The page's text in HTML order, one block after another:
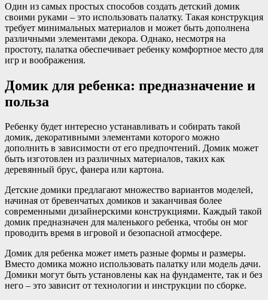
Один из самых простых способов создать детский домик
своими руками – это использовать палатку. Такая конструкция
требует минимальных материалов и может быть дополнена
различными элементами декора. Однако, несмотря на
простоту, палатка обеспечивает ребенку комфортное место для
игр и воображения.
Домик для ребенка: предназначение и
польза
Ребенку будет интересно устанавливать и собирать такой
домик, декоративными элементами которого можно
дополнить в зависимости от его предпочтений. Домик может
быть изготовлен из различных материалов, таких как
деревянный брус, фанера или картона.
Детские домики предлагают множество вариантов моделей,
начиная от бревенчатых домиков и заканчивая более
современными дизайнерскими конструкциями. Каждый такой
домик предназначен для маленького ребенка, чтобы он мог
проводить время в игровой и безопасной атмосфере.
Домик для ребенка может иметь разные формы и размеры.
Вместо домика можно использовать палатку или модель дачи.
Домики могут быть установлены как на фундаменте, так и без
него – это зависит от технологии и инструкции по сборке.